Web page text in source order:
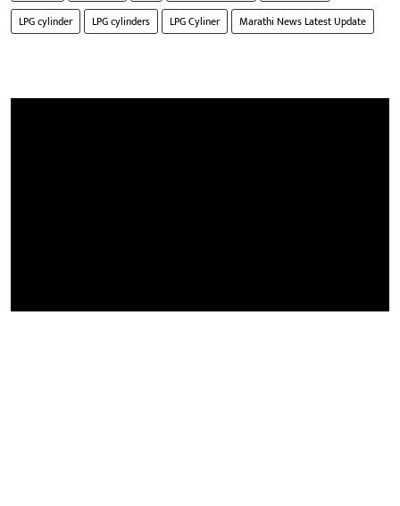
LPG cylinder
LPG cylinders LPG Cyliner Marathi News Latest Update